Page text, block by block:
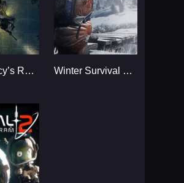
Tom Clancy’s Rainbow Six Winter Survival Simulator